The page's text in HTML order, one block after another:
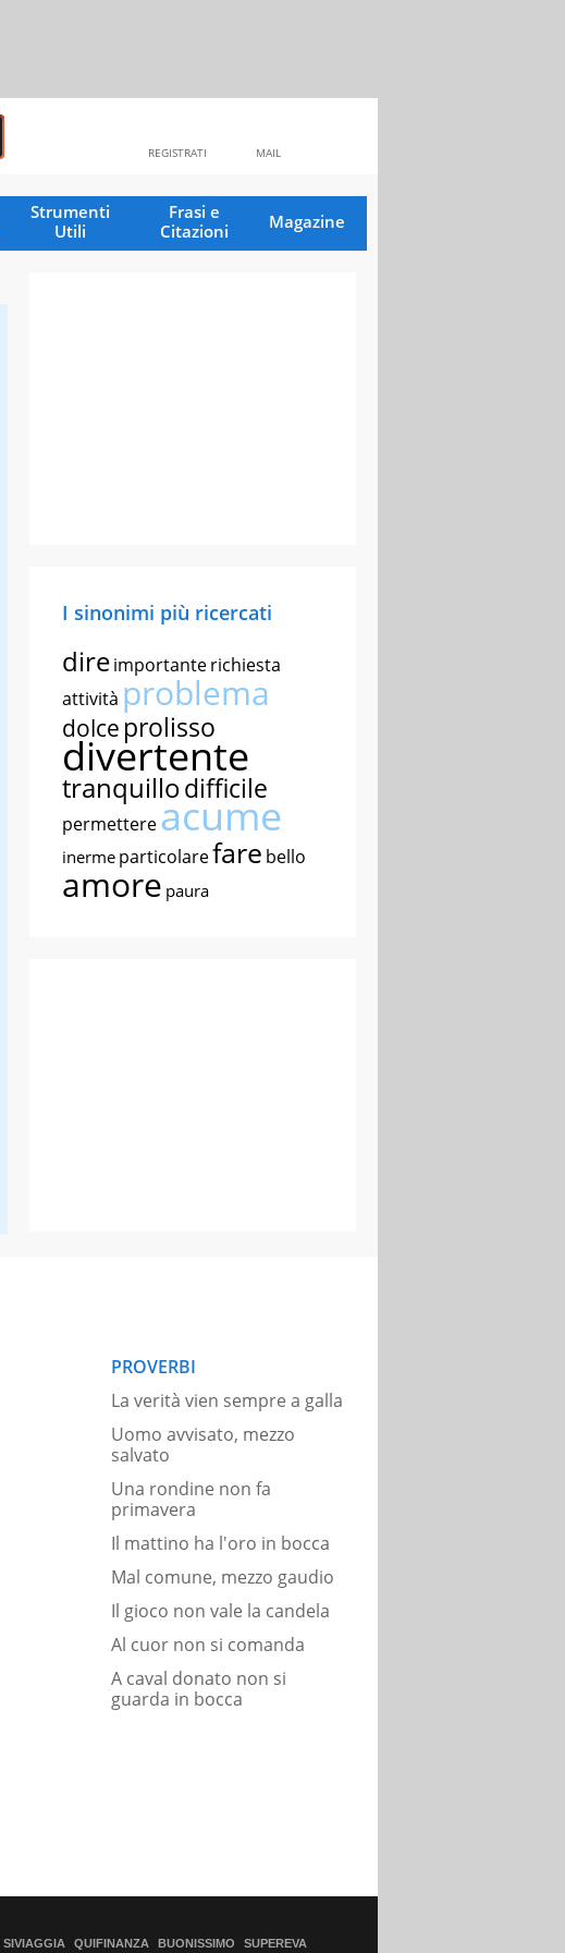
MAIL
REGISTRATI
Strumenti
Utili
Frasi e
Citazioni
Magazine
I sinonimi più ricercati
direimportanterichiesta
attività problema
dolce prolisso
divertente
tranquillodifficile
permettereacume
inerme particolarefare bello
amore paura
PROVERBI
La verità vien sempre a galla
Uomo avvisato, mezzo
salvato
Una rondine non fa
primavera
Il mattino ha l'oro in bocca
Mal comune, mezzo gaudio
Il gioco non vale la candela
Al cuor non si comanda
A caval donato non si
guarda in bocca
SIVIAGGIA QUIFINANZA BUONISSIMO SUPEREVA